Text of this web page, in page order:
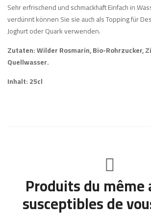
Sehr erfrischend und schmackhaft Einfach in
verdünnt können Sie sie auch als Topping für
Joghurt oder Quark verwenden.
Zutaten: Wilder Rosmarin, Bio-Rohrzucker,
Quellwasser.
Inhalt: 25cl
Produits du
susceptibles de